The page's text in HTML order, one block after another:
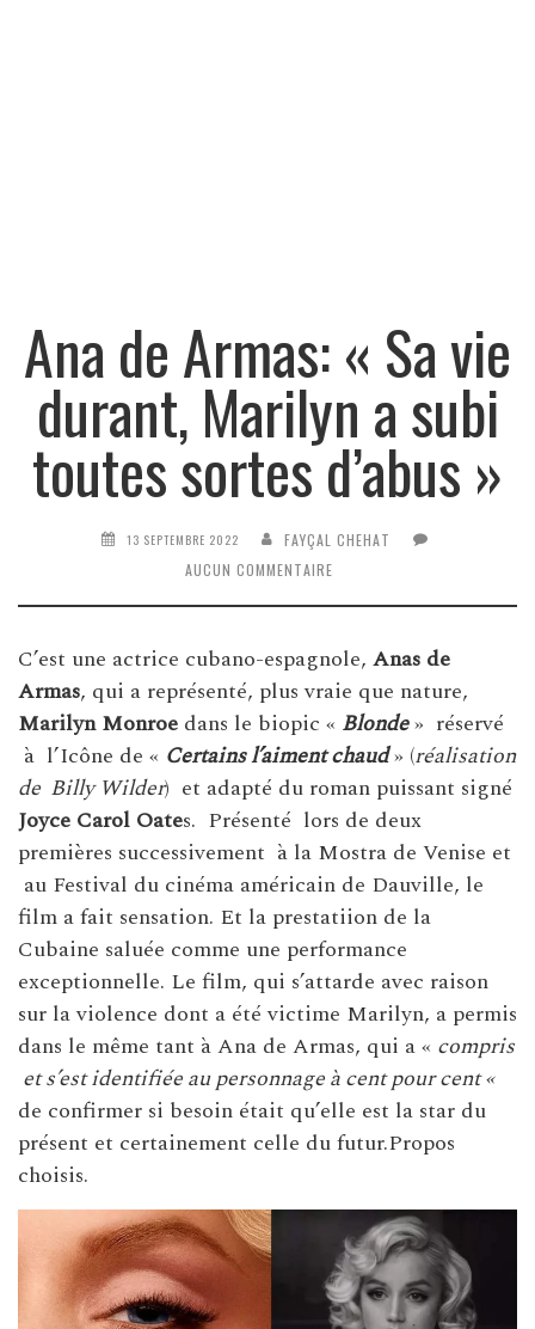
Ana de Armas: « Sa vie
durant, Marilyn a subi
toutes sortes d’abus »
13 SEPTEMBRE 2022
FAYÇAL CHEHAT
AUCUN COMMENTAIRE
C’est une actrice cubano-espagnole, Anas de
Armas, qui a représenté, plus vraie que nature,
Marilyn Monroe dans le biopic « Blonde» réservé
à l’Icône de « Certains l’aiment chaud» (réalisation
de Billy Wilder) et adapté du roman puissant signé
Joyce Carol Oates. Présenté lors de deux
premières successivement à la Mostra de Venise et
au Festival du cinéma américain de Dauville, le
film a fait sensation. Et la prestatiion de la
Cubaine saluée comme une performance
exceptionnelle. Le film, qui s’attarde avec raison
sur la violence dont a été victime Marilyn, a permis
dans le même tant à Ana de Armas, qui a « compris
et s’est identifiée au personnage à cent pour cent «
de confirmer si besoin était qu’elle est la star du
présent et certainement celle du futur.Propos
choisis.